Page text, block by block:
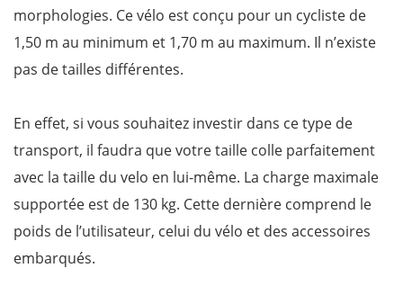
morphologies. Ce vélo est conçu pour un cycliste de
1,50 m au minimum et 1,70 m au maximum. Il n’existe
pas de tailles différentes.
En effet, si vous souhaitez investir dans ce type de
transport, il faudra que votre taille colle parfaitement
avec la taille du velo en lui-même. La charge maximale
supportée est de 130 kg. Cette dernière comprend le
poids de l’utilisateur, celui du vélo et des accessoires
embarqués.